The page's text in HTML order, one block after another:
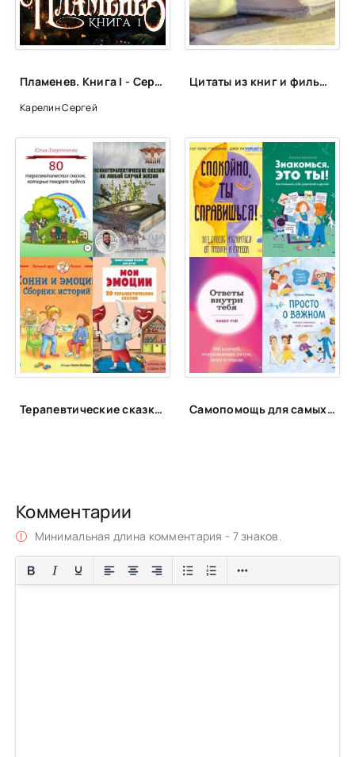
Пламенев. Книга I - Сергей Карелин, Юрий Розин
Карелин Сергей
Цитаты из книг и фильмов, которые помогут не сдаться в трудную минуту или после неудачи
Терапевтические сказки для детей! Самопомощь для самых маленьких
Комментарии
Минимальная длина комментария - 7 знаков.